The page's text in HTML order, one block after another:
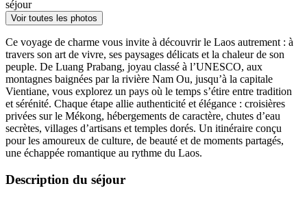
Voir toutes les photos
Ce voyage de charme vous invite à découvrir le Laos autrement : à
travers son art de vivre, ses paysages délicats et la chaleur de son
peuple. De Luang Prabang, joyau classé à l’UNESCO, aux
montagnes baignées par la rivière Nam Ou, jusqu’à la capitale
Vientiane, vous explorez un pays où le temps s’étire entre tradition
et sérénité. Chaque étape allie authenticité et élégance : croisières
privées sur le Mékong, hébergements de caractère, chutes d’eau
secrètes, villages d’artisans et temples dorés. Un itinéraire conçu
pour les amoureux de culture, de beauté et de moments partagés,
une échappée romantique au rythme du Laos.
Description du séjour